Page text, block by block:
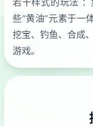
若干样式的玩法
些“黄油”元素于一
挖宝、钓鱼、合成
游戏。